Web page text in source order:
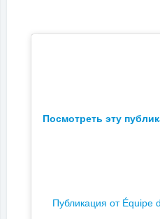
Посмотреть эту
Публикация от Équipe